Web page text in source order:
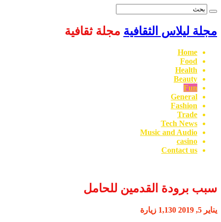
مجلة ليلاس الثقافية مجلة ثقافية
Home
Food
Health
Beauty
Fun
General
Fashion
Trade
Tech News
Music and Audio
casino
Contact us
سبب برودة القدمين للحامل
يناير 5, 2019 1,130 زيارة